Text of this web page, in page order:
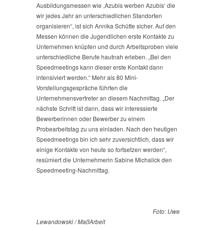
Ausbildungsmessen wie ,Azubis werben Azubis‘ die
wir jedes Jahr an unterschiedlichen Standorten
organisieren“, ist sich Annika Schütte sicher. Auf den
Messen können die Jugendlichen erste Kontakte zu
Unternehmen knüpfen und durch Arbeitsproben viele
unterschiedliche Berufe hautnah erleben. „Bei den
Speedmeetings kann dieser erste Kontakt dann
intensiviert werden.“ Mehr als 80 Mini-
Vorstellungsgespräche führten die
Unternehmensvertreter an diesem Nachmittag. „Der
nächste Schritt ist dann, dass wir interessierte
Bewerberinnen oder Bewerber zu einem
Probearbeitstag zu uns einladen. Nach den heutigen
Speedmeetings bin ich sehr zuversichtlich, dass wir
einige Kontakte von heute so fortsetzen werden“,
resümiert die Unternehmerin Sabine Michalick den
Speedmeeting-Nachmittag.
Foto: Uwe
Lewandowski / MaßArbeit